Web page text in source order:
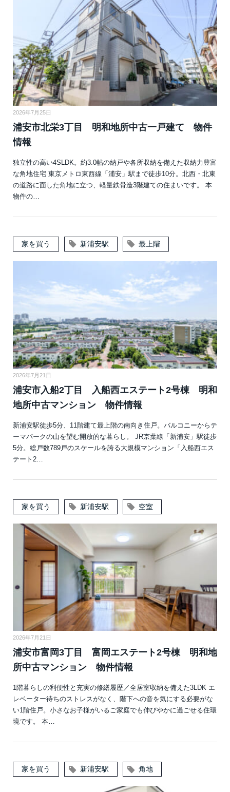
2026年7月25日
浦安市北栄3丁目 明和地所中古一戸建て 物件
情報
独立性の高い4SLDK。約3.0帖の納戸や各所収納を備えた収納力豊富
な角地住宅 東京メトロ東西線「浦安」駅まで徒歩10分。北西・北東
の道路に面した角地に立つ、軽量鉄骨造3階建ての住まいです。 本
物件の…
家を買う 新浦安駅 最上階
2026年7月21日
浦安市入船2丁目 入船西エステート2号棟 明和
地所中古マンション 物件情報
新浦安駅徒歩5分、11階建て最上階の南向き住戸。バルコニーからテ
ーマパークの山を望む開放的な暮らし。 JR京葉線「新浦安」駅徒歩
5分。総戸数789戸のスケールを誇る大規模マンション「入船西エス
テート2…
家を買う 新浦安駅 空室
2026年7月21日
浦安市富岡3丁目 富岡エステート2号棟 明和地
所中古マンション 物件情報
1階暮らしの利便性と充実の修繕履歴／全居室収納を備えた3LDK エ
レベーター待ちのストレスがなく、階下への音を気にする必要がな
い1階住戸。小さなお子様がいるご家庭でも伸びやかに過ごせる住環
境です。 本…
家を買う 新浦安駅 角地